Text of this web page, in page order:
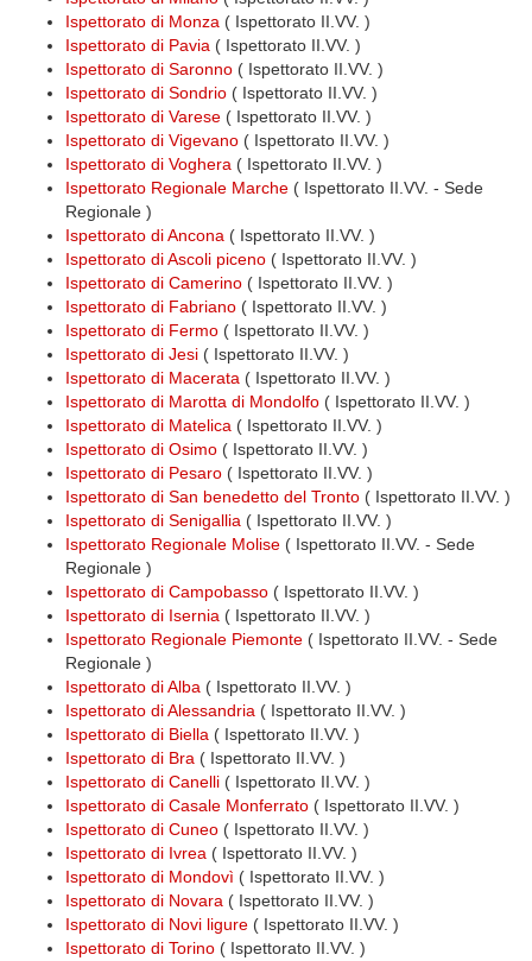
Ispettorato di Monza ( Ispettorato II.VV. )
Ispettorato di Pavia ( Ispettorato II.VV. )
Ispettorato di Saronno ( Ispettorato II.VV. )
Ispettorato di Sondrio ( Ispettorato II.VV. )
Ispettorato di Varese ( Ispettorato II.VV. )
Ispettorato di Vigevano ( Ispettorato II.VV. )
Ispettorato di Voghera ( Ispettorato II.VV. )
Ispettorato Regionale Marche ( Ispettorato II.VV. - Sede
Regionale )
Ispettorato di Ancona ( Ispettorato II.VV. )
Ispettorato di Ascoli piceno ( Ispettorato II.VV. )
Ispettorato di Camerino ( Ispettorato II.VV. )
Ispettorato di Fabriano ( Ispettorato II.VV. )
Ispettorato di Fermo ( Ispettorato II.VV. )
Ispettorato di Jesi ( Ispettorato II.VV. )
Ispettorato di Macerata ( Ispettorato II.VV. )
Ispettorato di Marotta di Mondolfo ( Ispettorato II.VV. )
Ispettorato di Matelica ( Ispettorato II.VV. )
Ispettorato di Osimo ( Ispettorato II.VV. )
Ispettorato di Pesaro ( Ispettorato II.VV. )
Ispettorato di San benedetto del Tronto ( Ispettorato II.VV. )
Ispettorato di Senigallia ( Ispettorato II.VV. )
Ispettorato Regionale Molise ( Ispettorato II.VV. - Sede
Regionale )
Ispettorato di Campobasso ( Ispettorato II.VV. )
Ispettorato di Isernia ( Ispettorato II.VV. )
Ispettorato Regionale Piemonte ( Ispettorato II.VV. - Sede
Regionale )
Ispettorato di Alba ( Ispettorato II.VV. )
Ispettorato di Alessandria ( Ispettorato II.VV. )
Ispettorato di Biella ( Ispettorato II.VV. )
Ispettorato di Bra ( Ispettorato II.VV. )
Ispettorato di Canelli ( Ispettorato II.VV. )
Ispettorato di Casale Monferrato ( Ispettorato II.VV. )
Ispettorato di Cuneo ( Ispettorato II.VV. )
Ispettorato di Ivrea ( Ispettorato II.VV. )
Ispettorato di Mondovì ( Ispettorato II.VV. )
Ispettorato di Novara ( Ispettorato II.VV. )
Ispettorato di Novi ligure ( Ispettorato II.VV. )
Ispettorato di Torino ( Ispettorato II.VV. )